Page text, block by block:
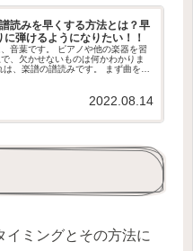
読みを早くする方法とは？早
に弾けるようになりたい！！
音葉です。 ピアノや他の楽器を習
、欠かせないものは何かわかりま
は、楽譜の譜読みです。 まず曲を弾
2022.08.14
イミングとその方法に